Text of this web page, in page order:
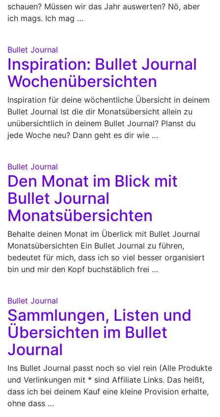
schauen? Müssen wir das Jahr auswerten? Nö, aber
ich mags. Ich mag …
Bullet Journal
Inspiration: Bullet Journal
Wochenübersichten
Inspiration für deine wöchentliche Übersicht in deinem
Bullet Journal Ist die dir Monatsübersicht allein zu
unübersichtlich in deinem Bullet Journal? Planst du
jede Woche neu? Dann geht es dir wie …
Bullet Journal
Den Monat im Blick mit
Bullet Journal
Monatsübersichten
Behalte deinen Monat im Überlick mit Bullet Journal
Monatsübersichten Ein Bullet Journal zu führen,
bedeutet für mich, dass ich so viel besser organisiert
bin und mir den Kopf buchstäblich frei …
Bullet Journal
Sammlungen, Listen und
Übersichten im Bullet
Journal
Ins Bullet Journal passt noch so viel rein (Alle Produkte
und Verlinkungen mit * sind Affiliate Links. Das heißt,
dass ich bei deinem Kauf eine kleine Provision erhalte,
ohne dass …